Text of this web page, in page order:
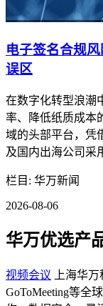
电子签名合规
误区
在数字化转型浪潮
率、降低纸质成本
域的头部平台，凭
及国内出海公司采
栏目: 华万新闻
2026-08-06
华万优选产
视频会议
上海华
GoToMeeting等全